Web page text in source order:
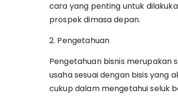
cara yang penting untuk
prospek dimasa depan.
2. Pengetahuan
Pengetahuan bisnis merupakan
usaha sesuai dengan bisis yang
cukup dalam mengetahui seluk